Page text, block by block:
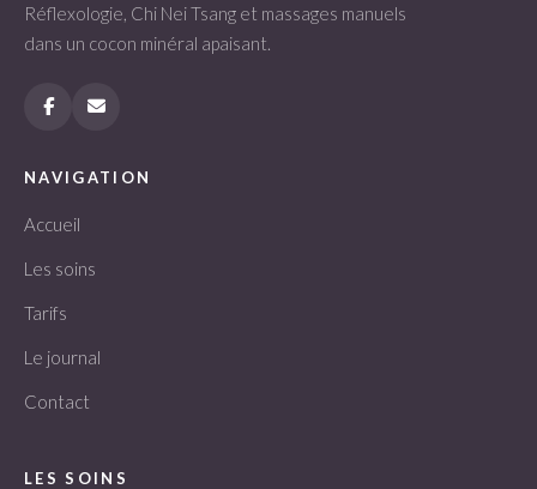
Réflexologie, Chi Nei Tsang et massages manuels
dans un cocon minéral apaisant.
NAVIGATION
Accueil
Les soins
Tarifs
Le journal
Contact
LES SOINS